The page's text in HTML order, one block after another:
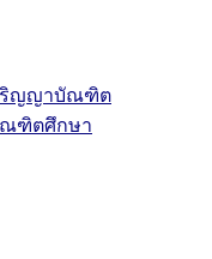
ริญญาบัณฑิต
ณฑิตศึกษา